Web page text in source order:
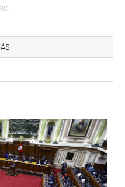
vicepresidenta del
el esfuerzo
a las madres y niños en
comunes estuvieron
San Juan de Lurigancho,
Nataly Bermúdez de